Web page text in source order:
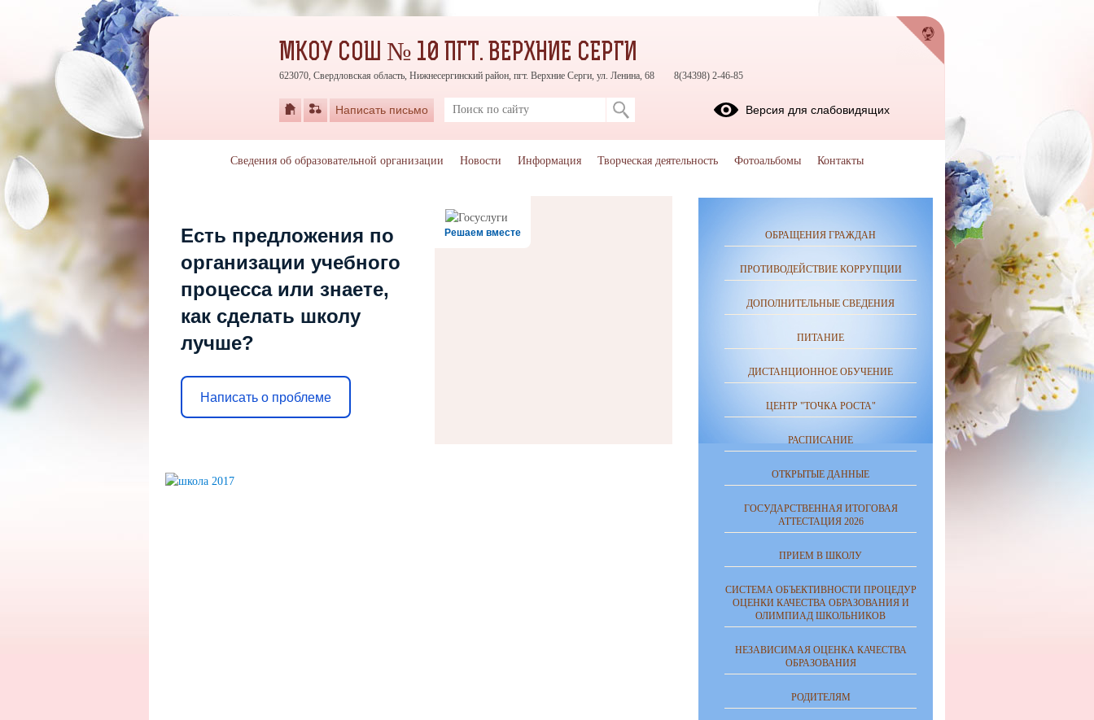
Решаем вместе
Есть предложения по
организации учебного
процесса или знаете,
как сделать школу
лучше?
Написать о проблеме
ОБРАЩЕНИЯ ГРАЖДАН
ПРОТИВОДЕЙСТВИЕ КОРРУПЦИИ
ДОПОЛНИТЕЛЬНЫЕ СВЕДЕНИЯ
ПИТАНИЕ
ДИСТАНЦИОННОЕ ОБУЧЕНИЕ
ЦЕНТР "ТОЧКА РОСТА"
РАСПИСАНИЕ
ОТКРЫТЫЕ ДАННЫЕ
ГОСУДАРСТВЕННАЯ ИТОГОВАЯ
АТТЕСТАЦИЯ 2026
ПРИЕМ В ШКОЛУ
CИСТЕМА ОБЪЕКТИВНОСТИ ПРОЦЕДУР
ОЦЕНКИ КАЧЕСТВА ОБРАЗОВАНИЯ И
ОЛИМПИАД ШКОЛЬНИКОВ
НЕЗАВИСИМАЯ ОЦЕНКА КАЧЕСТВА
ОБРАЗОВАНИЯ
РОДИТЕЛЯМ
МКОУ СОШ № 10 ПГТ. ВЕРХНИЕ СЕРГИ
623070, Свердловская область, Нижнесергинский район, пгт. Верхние Серги, ул. Ленина, 68 8(34398) 2-46-85
Написать письмо Версия для слабовидящих
Сведения об образовательной организации Новости Информация Творческая деятельность Фотоальбомы Контакты